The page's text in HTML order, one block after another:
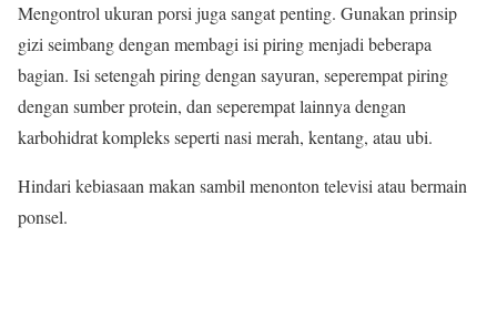
Mengontrol ukuran porsi juga sangat penting. Gunakan prinsip
gizi seimbang dengan membagi isi piring menjadi beberapa
bagian. Isi setengah piring dengan sayuran, seperempat piring
dengan sumber protein, dan seperempat lainnya dengan
karbohidrat kompleks seperti nasi merah, kentang, atau ubi.
Hindari kebiasaan makan sambil menonton televisi atau bermain
ponsel.